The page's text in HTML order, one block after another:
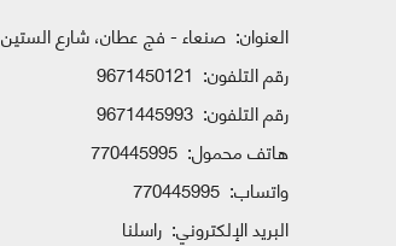
العنوان: صنعاء - فج عطان، شارع الستين
رقم التلفون: 9671450121
رقم التلفون: 9671445993
هاتف محمول: 770445995
واتساب: 770445995
البريد الإلكتروني: راسلنا